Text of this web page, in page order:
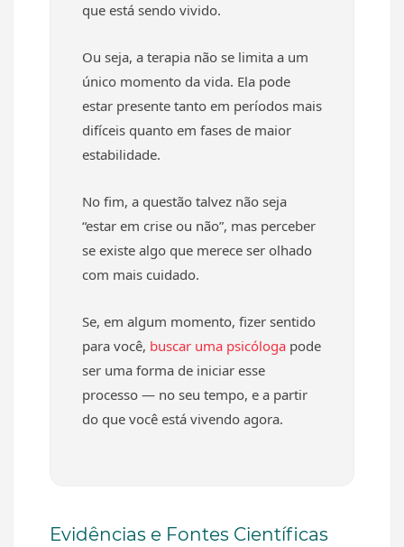
que está sendo vivido.
Ou seja, a terapia não se limita a um
único momento da vida. Ela pode
estar presente tanto em períodos mais
difíceis quanto em fases de maior
estabilidade.
No fim, a questão talvez não seja
“estar em crise ou não”, mas perceber
se existe algo que merece ser olhado
com mais cuidado.
Se, em algum momento, fizer sentido
para você, buscar uma psicóloga pode
ser uma forma de iniciar esse
processo — no seu tempo, e a partir
do que você está vivendo agora.
Evidências e Fontes Científicas